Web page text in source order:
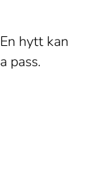
hytt kan
pass.